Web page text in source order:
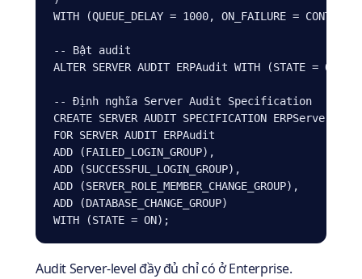
WITH (QUEUE_DELAY = 1000, ON_FAILURE =
-- Bật audit
ALTER SERVER AUDIT ERPAudit WITH (STATE = ON);
-- Định nghĩa Server Audit Specification
CREATE SERVER AUDIT SPECIFICATION ERPServerSpec
FOR SERVER AUDIT ERPAudit
ADD (FAILED_LOGIN_GROUP),
ADD (SUCCESSFUL_LOGIN_GROUP),
ADD (SERVER_ROLE_MEMBER_CHANGE_GROUP),
ADD (DATABASE_CHANGE_GROUP)
WITH (STATE = ON);
Audit Server-level đầy đủ chỉ có ở Enterprise.